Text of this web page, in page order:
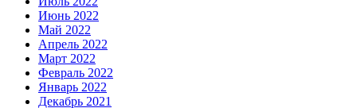
Июнь 2022
Май 2022
Апрель 2022
Март 2022
Февраль 2022
Январь 2022
Декабрь 2021